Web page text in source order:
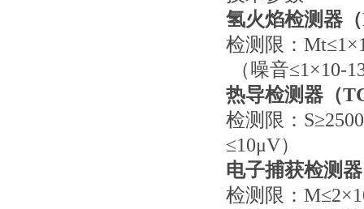
氢火焰检测器
检测限：
（噪音≤1×10-
热导检测器（
检测限：
≤10μV）
电子捕获检测
检测限：